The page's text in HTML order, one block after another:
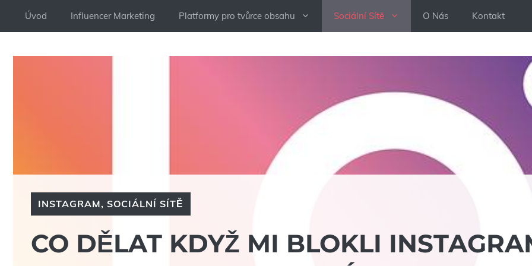
Přeskočit
Úvod Influencer Marketing Platformy pro tvůrce obsahu Sociální Sítě O Nás Kontakt
INSTAGRAM, SOCIÁLNÍ SÍTĚ
CO DĚLAT KDYŽ MI BLOKLI